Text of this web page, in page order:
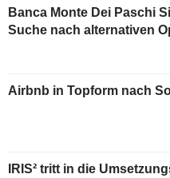
Banca Monte Dei Paschi
Suche nach alternativen
Airbnb in Topform nach
IRIS² tritt in die